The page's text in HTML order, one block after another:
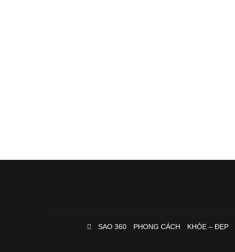
SAO 360 PHONG CÁCH KHỎE – ĐẸP